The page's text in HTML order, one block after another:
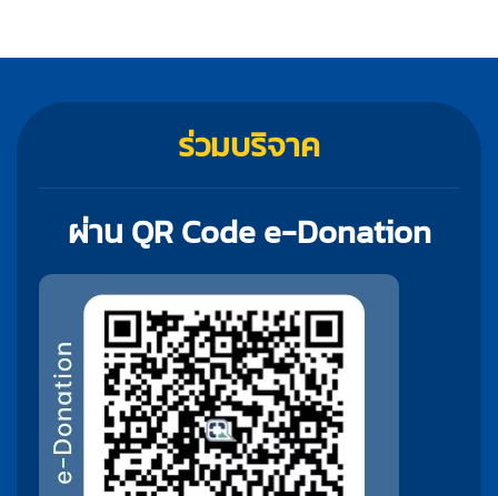
ร่วมบริจาค
ผ่าน QR Code e-Donation